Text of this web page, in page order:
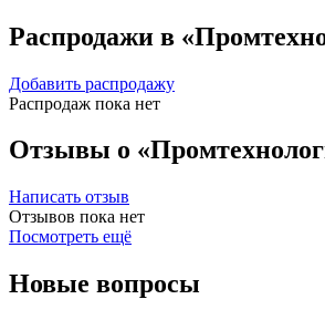
Распродажи в
Добавить распродажу
Распродаж пока нет
Отзывы о
Написать отзыв
Отзывов пока нет
Посмотреть ещё
Новые вопросы